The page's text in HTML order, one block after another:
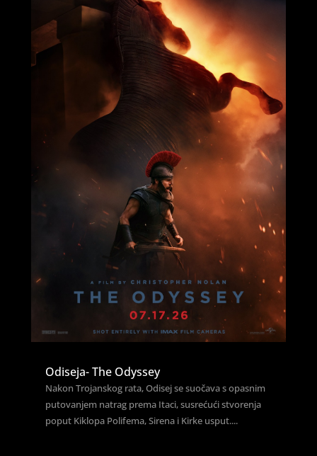
Odiseja- The Odyssey
Nakon Trojanskog rata, Odisej se suočava s opasnim
putovanjem natrag prema Itaci, susrećući stvorenja
poput Kiklopa Polifema, Sirena i Kirke usput....